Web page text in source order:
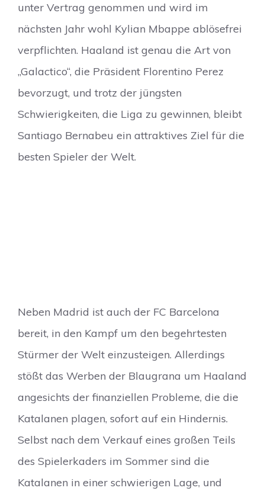
unter Vertrag genommen und wird im
nächsten Jahr wohl Kylian Mbappe ablösefrei
verpflichten. Haaland ist genau die Art von
„Galactico“, die Präsident Florentino Perez
bevorzugt, und trotz der jüngsten
Schwierigkeiten, die Liga zu gewinnen, bleibt
Santiago Bernabeu ein attraktives Ziel für die
besten Spieler der Welt.
Neben Madrid ist auch der FC Barcelona
bereit, in den Kampf um den begehrtesten
Stürmer der Welt einzusteigen. Allerdings
stößt das Werben der Blaugrana um Haaland
angesichts der finanziellen Probleme, die die
Katalanen plagen, sofort auf ein Hindernis.
Selbst nach dem Verkauf eines großen Teils
des Spielerkaders im Sommer sind die
Katalanen in einer schwierigen Lage, und